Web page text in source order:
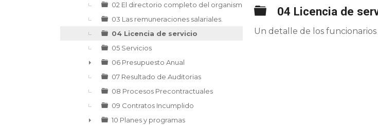
►
02 El directorio completo del organismo,
03 Las remuneraciones salariales.
04 Licencia de servicio
05 Servicios
►
06 Presupuesto Anual
07 Resultado de Auditorias
08 Procesos Precontractuales
09 Contratos Incumplido
10 Planes y programas
Carpeta
04 Licencia de
Un detalle de los